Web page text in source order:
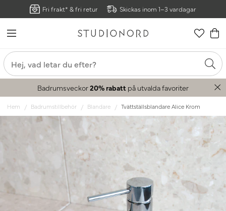
Fri frakt* & fri retur Skickas inom 1–3 vardagar
Badrumsveckor20% rabatt på utvalda favoriter
Hem Badrumstillbehör Blandare Tvättställsblandare Alice Krom